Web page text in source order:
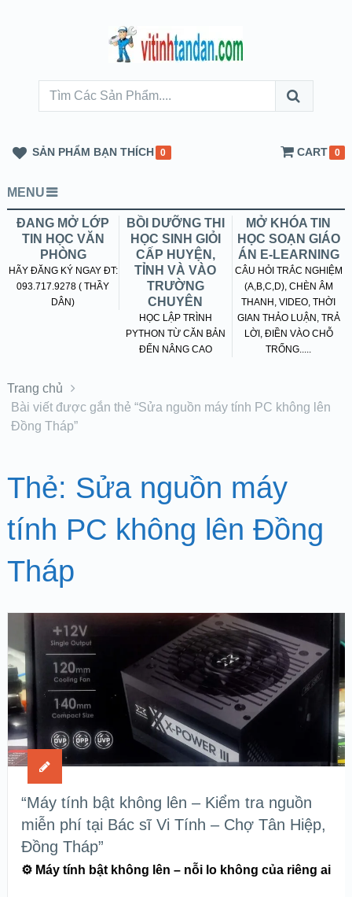
SẢN PHẨM BẠN THÍCH 0 CART 0
MENU
ĐANG MỞ LỚP
TIN HỌC VĂN
PHÒNG
HÃY ĐĂNG KÝ NGAY ĐT:
093.717.9278 ( THẦY
DÂN)
BỒI DƯỠNG THI
HỌC SINH GIỎI
CẤP HUYỆN,
TỈNH VÀ VÀO
TRƯỜNG
CHUYÊN
HỌC LẬP TRÌNH
PYTHON TỪ CĂN BẢN
ĐẾN NÂNG CAO
MỞ KHÓA TIN
HỌC SOẠN GIÁO
ÁN E-LEARNING
CÂU HỎI TRẮC NGHIỆM
(A,B,C,D), CHÈN ÂM
THANH, VIDEO, THỜI
GIAN THẢO LUẬN, TRẢ
LỜI, ĐIỀN VÀO CHỖ
TRỐNG.....
Trang chủ
Bài viết được gắn thẻ “Sửa nguồn máy tính PC không lên
Đồng Tháp”
Thẻ: Sửa nguồn máy
tính PC không lên Đồng
Tháp
“Máy tính bật không lên – Kiểm tra nguồn
miễn phí tại Bác sĩ Vi Tính – Chợ Tân Hiệp,
Đồng Tháp”
⚙️Máy tính bật không lên – nỗi lo không của riêng ai